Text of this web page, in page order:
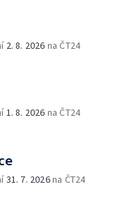
2. 8. 2026 na ČT24
1. 8. 2026 na ČT24
31. 7. 2026na ČT24